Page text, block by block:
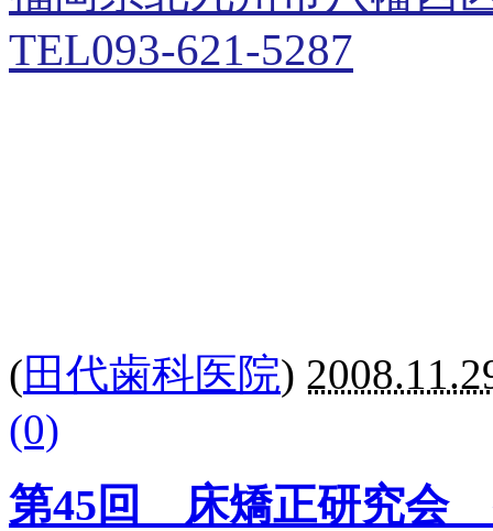
TEL093-621-5287
(田代歯科医院)
(0)
第45回 床矯正研究会